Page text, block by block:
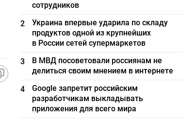
сотрудников
2
Украина впервые ударила по складу
продуктов одной из крупнейших
в России сетей супермаркетов
3
В МВД посоветовали россиянам не
делиться своим мнением в интернете
4
Google запретит российским
разработчикам выкладывать
приложения для всего мира